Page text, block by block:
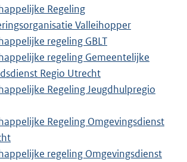
Regeling
Valleihopper
regeling GBLT
regeling Gemeentelijke
Regio Utrecht
Regeling Jeugdhulpregio
Regeling Omgevingsdienst
regeling Omgevingsdienst